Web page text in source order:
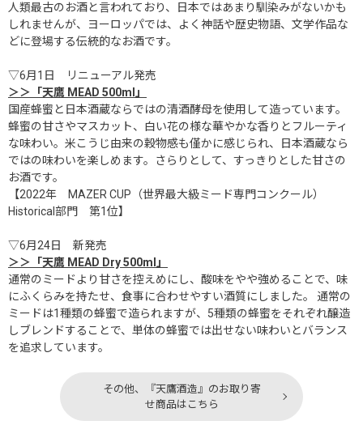
人類最古のお酒と言われており、日本ではあまり馴染みがないかも
しれませんが、ヨーロッパでは、よく神話や歴史物語、文学作品な
どに登場する伝統的なお酒です。
▽6月1日 リニューアル発売
＞＞「天鷹 MEAD 500ml」
国産蜂蜜と日本酒蔵ならではの清酒酵母を使用して造っています。
蜂蜜の甘さやマスカット、白い花の様な華やかな香りとフルーティ
な味わい。米こうじ由来の穀物感も僅かに感じられ、日本酒蔵なら
ではの味わいを楽しめます。さらりとして、すっきりとした甘さの
お酒です。
【2022年 MAZER CUP（世界最大級ミード専門コンクール）
Historical部門 第1位】
▽6月24日 新発売
＞＞「天鷹 MEAD Dry 500ml」
通常のミードより甘さを控えめにし、酸味をやや強めることで、味
にふくらみを持たせ、食事に合わせやすい酒質にしました。 通常の
ミードは1種類の蜂蜜で造られますが、5種類の蜂蜜をそれぞれ醸造
しブレンドすることで、単体の蜂蜜では出せない味わいとバランス
を追求しています。
その他、『天鷹酒造』のお取り寄
せ商品はこちら